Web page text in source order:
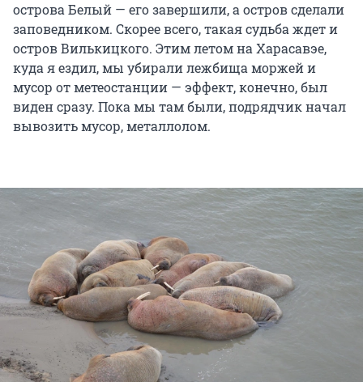
острова Белый — его завершили, а остров сделали
заповедником. Скорее всего, такая судьба ждет и
остров Вилькицкого. Этим летом на Харасавэе,
куда я ездил, мы убирали лежбища моржей и
мусор от метеостанции — эффект, конечно, был
виден сразу. Пока мы там были, подрядчик начал
вывозить мусор, металлолом.